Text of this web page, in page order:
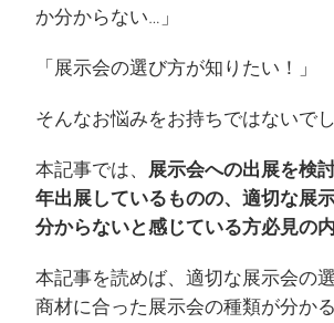
か分からない…」
「展示会の選び方が知りたい！」
そんなお悩みをお持ちではないで
本記事では、 展示会への出展を検
年出展しているものの、適切な展
分からないと感じている方必見の
本記事を読めば、適切な展示会の
商材に合った展示会の種類が分か